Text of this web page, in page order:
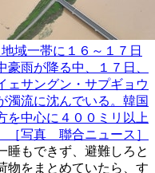
域一帯に１６～１７日
雨が降る中、１７日、
ェサングン・サプギョウ
濁流に沈んでいる。韓国
を中心に４００ミリ以上
［写真 聯合ニュース］
睡もできず、避難しろと
物をまとめていたら、す